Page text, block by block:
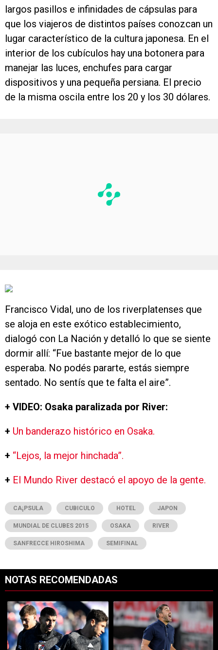
largos pasillos e infinidades de cápsulas para
que los viajeros de distintos países conozcan un
lugar característico de la cultura japonesa. En el
interior de los cubículos hay una botonera para
manejar las luces, enchufes para cargar
dispositivos y una pequeña persiana. El precio
de la misma oscila entre los 20 y los 30 dólares.
Francisco Vidal, uno de los riverplatenses que
se aloja en este exótico establecimiento,
dialogó con La Nación y detalló lo que se siente
dormir allí: “Fue bastante mejor de lo que
esperaba. No podés pararte, estás siempre
sentado. No sentís que te falta el aire”.
+ VIDEO: Osaka paralizada por River:
+ Un banderazo histórico en Osaka.
+ “Lejos, la mejor hinchada”.
+ El Mundo River destacó el apoyo de la gente.
CA¡PSULA CUBICULO HOTEL JAPON
MUNDIAL DE CLUBES 2015 OSAKA RIVER
SANFRECCE HIROSHIMA SEMIFINAL
NOTAS RECOMENDADAS
Un artículo de tendencia con el título "Cómo va River vs. Tigre EN
Un artículo de tendencia con el